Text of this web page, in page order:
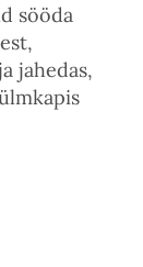
sööda
jahedas,